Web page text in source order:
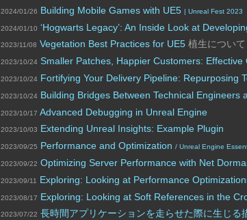
2024/01/26 Building Mobile Games with UE5 | Unreal Fest 2023
2024/01/10 ‘Hogwarts Legacy’: An Inside Look at
2023/11/08 Vegetation Best Practices for UE5植生について
2023/10/24 Smaller Patches, Happier Customers:
2023/10/24 Fortifying Your Delivery Pipeline: Repurposing
2023/10/24 Building Bridges Between Technical Engineers
2023/10/17 Advanced Debugging in Unreal Engine
2023/10/03 Extending Unreal Insights: Example Plugin
2023/09/25 Performance and Optimization / Unreal Engine
2023/09/22 Optimizing Server Performance with Net
2023/09/11 Exploring: Looking at Performance
2023/08/17 Exploring: Looking at Soft References in the
2023/07/22 長時間アプリケーションを走らせた際に生じる